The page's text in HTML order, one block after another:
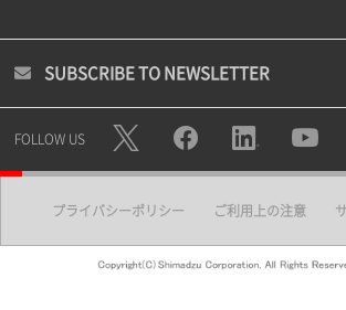
SUBSCRIBE TO NEWSLETTER
FOLLOW US
プライバシーポリシー ご利用上の注意